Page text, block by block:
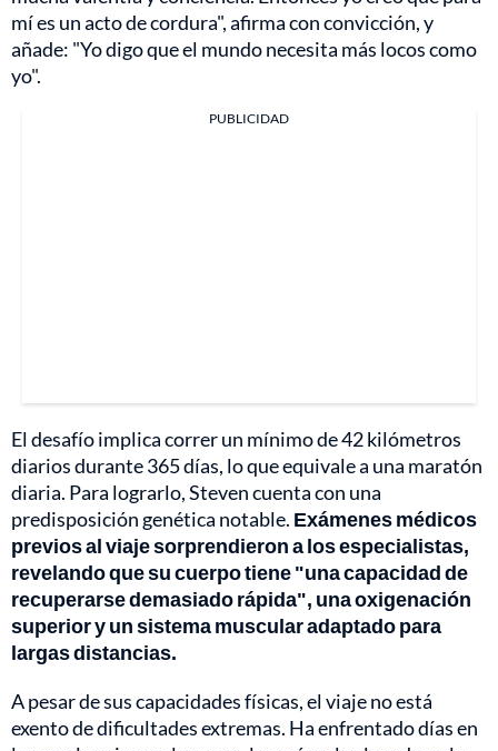
mí es un acto de cordura", afirma con convicción, y
añade: "Yo digo que el mundo necesita más locos como
yo".
PUBLICIDAD
El desafío implica correr un mínimo de 42 kilómetros
diarios durante 365 días, lo que equivale a una maratón
diaria. Para lograrlo, Steven cuenta con una
predisposición genética notable. Exámenes médicos
previos al viaje sorprendieron a los especialistas,
revelando que su cuerpo tiene "una capacidad de
recuperarse demasiado rápida", una oxigenación
superior y un sistema muscular adaptado para
largas distancias.
A pesar de sus capacidades físicas, el viaje no está
exento de dificultades extremas. Ha enfrentado días en